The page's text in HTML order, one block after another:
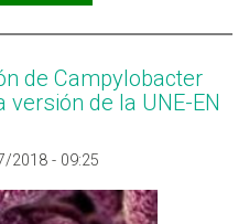
A CAMPYLOBACTER
de Campylobacter
de la UNE-EN
2018 - 09:25